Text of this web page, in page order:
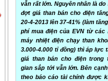
vẫn rất lớn. Nguyên nhân là do
đợt giá than bán cho điện
20-4-2013 lên 37-41% (làm
phí mua điện của EVN từ các
máy nhiệt điện chạy than
3.000-4.000 tỉ đồng) thì áp lực
giá than bán cho điện trong
gian sắp tới vẫn lớn. Bên
theo báo cáo tài chính được